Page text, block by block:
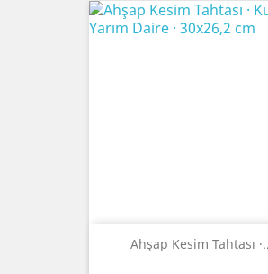
Ahşap Kesim Tahtası